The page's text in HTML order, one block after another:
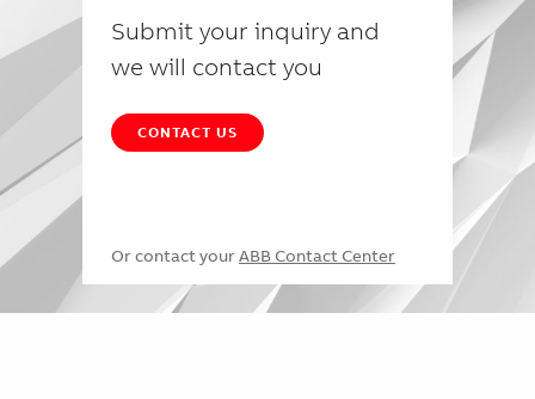
Submit your inquiry and
we will contact you
CONTACT US
Or contact your ABB Contact Center